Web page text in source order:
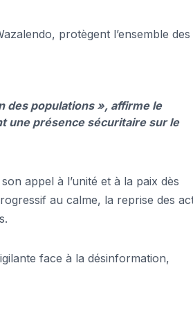
protègent l’ensemble des
des populations », affirme le
une présence sécuritaire sur le
appel à l’unité et à la paix dès
au calme, la reprise des
face à la désinformation,